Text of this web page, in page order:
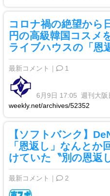
コロナ禍の絶望か
円の高級韓国コスメ
ライブハウスの「恩
最新コメント｜ 1
6月9日 17:05
週刊大阪
weekly.net/archives/52352
【ソフトバンク】
「恩返し」なんと
けていた〝別の恩返
最新コメント｜ 2